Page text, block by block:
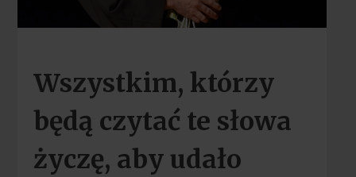
Wszystkim, którzy
będą czytać te słowa
życzę, aby udało